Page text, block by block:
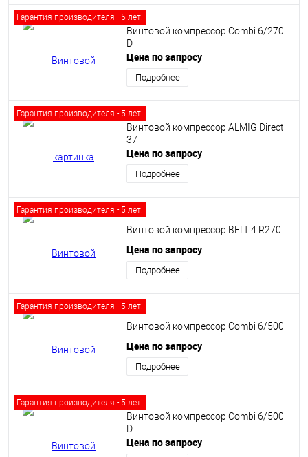
Гарантия производителя - 5 лет!
Винтовой компрессор Сombi 6/270
D
Цена по запросу
Подробнее
Гарантия производителя - 5 лет!
Винтовой компрессор ALMIG Direct
37
Цена по запросу
Подробнее
Гарантия производителя - 5 лет!
Винтовой компрессор BELT 4 R270
Цена по запросу
Подробнее
Гарантия производителя - 5 лет!
Винтовой компрессор Сombi 6/500
Цена по запросу
Подробнее
Гарантия производителя - 5 лет!
Винтовой компрессор Сombi 6/500
D
Цена по запросу